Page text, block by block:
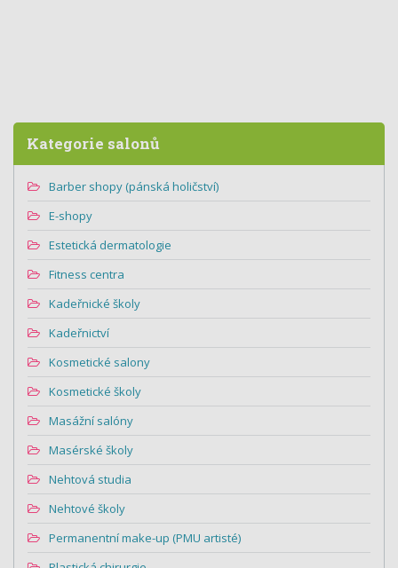
Kategorie salonů
Barber shopy (pánská holičství)
E-shopy
Estetická dermatologie
Fitness centra
Kadeřnické školy
Kadeřnictví
Kosmetické salony
Kosmetické školy
Masážní salóny
Masérské školy
Nehtová studia
Nehtové školy
Permanentní make-up (PMU artisté)